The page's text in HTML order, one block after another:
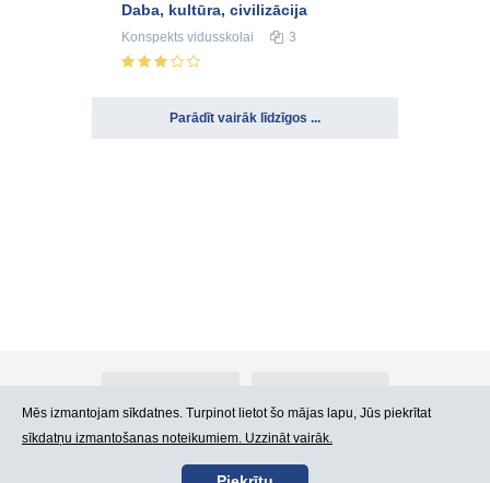
Daba, kultūra, civilizācija
Konspekts vidusskolai 3
Parādīt vairāk līdzīgos ...
Kontakti Lietošanas noteikumi
Mēs izmantojam sīkdatnes. Turpinot lietot šo mājas lapu, Jūs piekrītat
sīkdatņu izmantošanas noteikumiem. Uzzināt vairāk.